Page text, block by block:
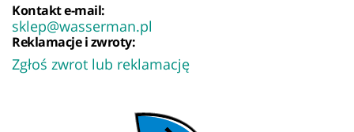
Kontakt e-mail:
sklep@wasserman.pl
Reklamacje i zwroty:
Zgłoś zwrot lub reklamację